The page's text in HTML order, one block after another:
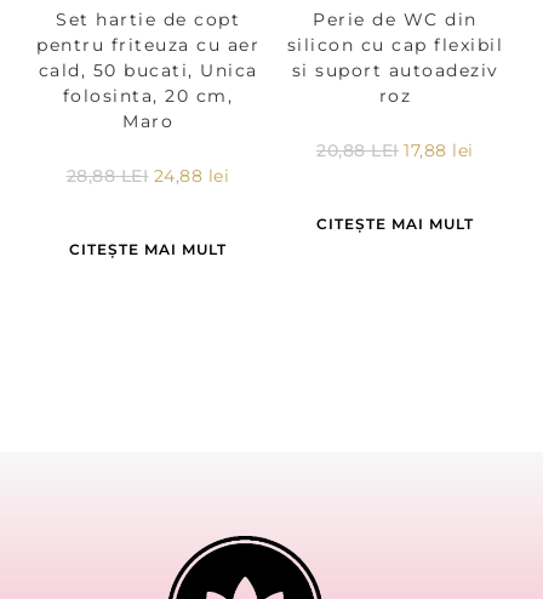
Set hartie de copt
pentru friteuza cu aer
cald, 50 bucati, Unica
folosinta, 20 cm,
Maro
28,88LEI 24,88 lei
CITEȘTE MAI MULT
Perie de WC din
silicon cu cap flexibil
si suport autoadeziv
roz
20,88LEI 17,88 lei
CITEȘTE MAI MULT